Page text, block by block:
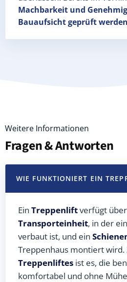
Machbarkeit und
Bauaufsicht geprüft
Weitere Informationen
Fragen & Antworten
WIE FUNKTIONIERT EIN
Ein Treppenliftverfügt
Transporteinheit, in der
verbaut ist, und ein
Treppenhaus montiert wird.
Treppenliftes ist es, die
komfortabel und ohne